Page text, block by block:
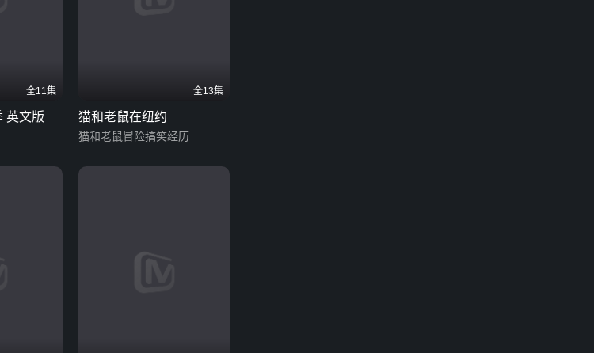
全11集
英文版
全13集
猫和老鼠在纽约
猫和老鼠冒险搞笑经历